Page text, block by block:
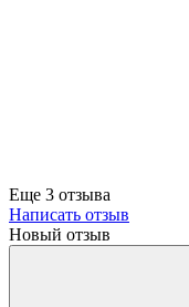
Еще 3 отзыва
Написать отзыв
Новый отзыв